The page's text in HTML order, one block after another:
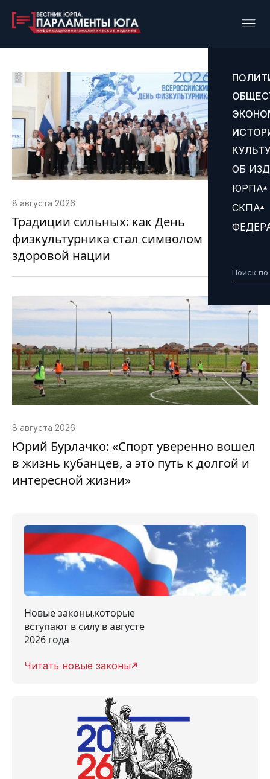
ОБ
ЮРПА
СКПА
8 августа 2026
Традиции сильных: как День
физкультурника стал символом
здоровой нации
8 августа 2026
Юрий Бурлачко: «Спорт уверенно вошел
в жизнь кубанцев, а это путь к долгой и
интересной жизни»
Новые законы,которые
вступают в силу в августе
2026 года
Читать новые законы